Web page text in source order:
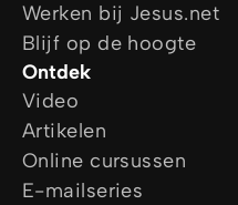
Werken bij Jesus.net
Blijf op de hoogte
Ontdek
Video
Artikelen
Online cursussen
E-mailseries